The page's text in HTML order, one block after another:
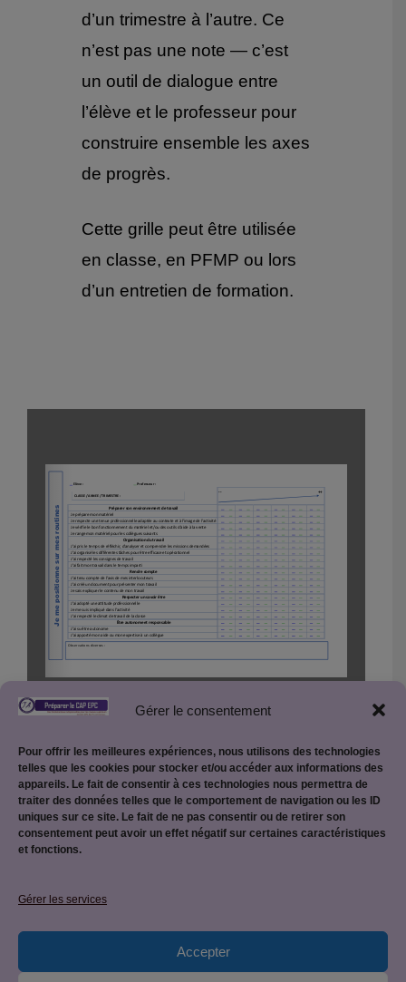
Gérer le consentement
Pour offrir les meilleures expériences, nous utilisons des technologies
telles que les cookies pour stocker et/ou accéder aux informations des
appareils. Le fait de consentir à ces technologies nous permettra de
traiter des données telles que le comportement de navigation ou les ID
uniques sur ce site. Le fait de ne pas consentir ou de retirer son
consentement peut avoir un effet négatif sur certaines caractéristiques
et fonctions.
Gérer les services
Accepter
d’un trimestre à l’autre. Ce
n’est pas une note — c’est
un outil de dialogue entre
l’élève et le professeur pour
construire ensemble les axes
de progrès.
Cette grille peut être utilisée
en classe, en PFMP ou lors
d’un entretien de formation.